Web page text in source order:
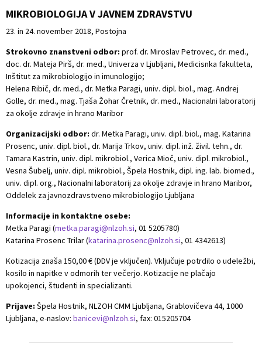
MIKROBIOLOGIJA V JAVNEM ZDRAVSTVU
23. in 24. november 2018, Postojna
Strokovno znanstveni odbor: prof. dr. Miroslav Petrovec, dr. med.,
doc. dr. Mateja Pirš, dr. med., Univerza v Ljubljani, Medicisnka fakulteta,
Inštitut za mikrobiologijo in imunologijo;
Helena Ribič, dr. med., dr. Metka Paragi, univ. dipl. biol., mag. Andrej
Golle, dr. med., mag. Tjaša Žohar Čretnik, dr. med., Nacionalni laboratorij
za okolje zdravje in hrano Maribor
Organizacijski odbor: dr. Metka Paragi, univ. dipl. biol., mag. Katarina
Prosenc, univ. dipl. biol., dr. Marija Trkov, univ. dipl. inž. živil. tehn., dr.
Tamara Kastrin, univ. dipl. mikrobiol., Verica Mioč, univ. dipl. mikrobiol.,
Vesna Šubelj, univ. dipl. mikrobiol., Špela Hostnik, dipl. ing. lab. biomed.,
univ. dipl. org., Nacionalni laboratorij za okolje zdravje in hrano Maribor,
Oddelek za javnozdravstveno mikrobiologijo Ljubljana
Informacije in kontaktne osebe:
Metka Paragi (metka.paragi@nlzoh.si, 01 5205780)
Katarina Prosenc Trilar (katarina.prosenc@nlzoh.si, 01 4342613)
Kotizacija znaša 150,00 € (DDV je vključen). Vključuje potrdilo o udeležbi,
kosilo in napitke v odmorih ter večerjo. Kotizacije ne plačajo
upokojenci, študenti in specializanti.
Prijave: Špela Hostnik, NLZOH CMM Ljubljana, Grablovičeva 44, 1000
Ljubljana, e-naslov: banicevi@nlzoh.si, fax: 015205704